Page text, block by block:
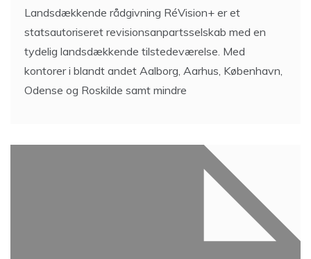
Landsdækkende rådgivning RéVision+ er et
statsautoriseret revisionsanpartsselskab med en
tydelig landsdækkende tilstedeværelse. Med
kontorer i blandt andet Aalborg, Aarhus, København,
Odense og Roskilde samt mindre